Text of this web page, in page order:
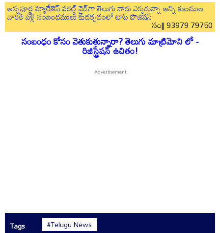
అన్నపూర్ణ మ్యారేజెస్ వరల్డ్ వైడ్‌గా తెలుగు వారు ఎక్కడున్నా అన్ని కులముల
వారికి పెళ్లి సంబంధములు కుదర్చడంలో టాప్ పొజిషన్
సం|| 93979 79750
సంబంధం కోసం వెతుకుతున్నారా? తెలుగు మాట్రిమోని లో -
రిజిస్ట్రేషన్ ఉచితం!
Tags #Telugu News